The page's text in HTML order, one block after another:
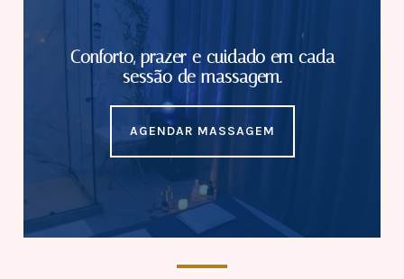
Conforto, prazer e cuidado em cada
sessão de massagem.
AGENDAR MASSAGEM